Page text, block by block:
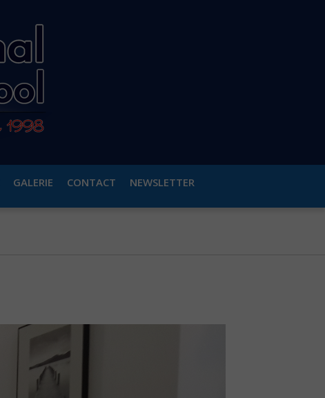
GALERIE CONTACT NEWSLETTER